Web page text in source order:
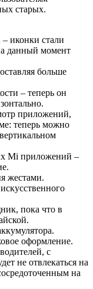
старых.
иконки стали
данный момент
больше
– теперь он
приложений,
теперь можно
Mi приложений –
жестами.
пока что в
оформление.
с
не отвлекаться на
на